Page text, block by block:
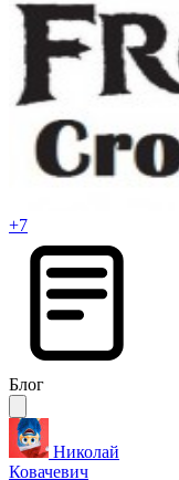
+7
Блог
Николай
Ковачевич